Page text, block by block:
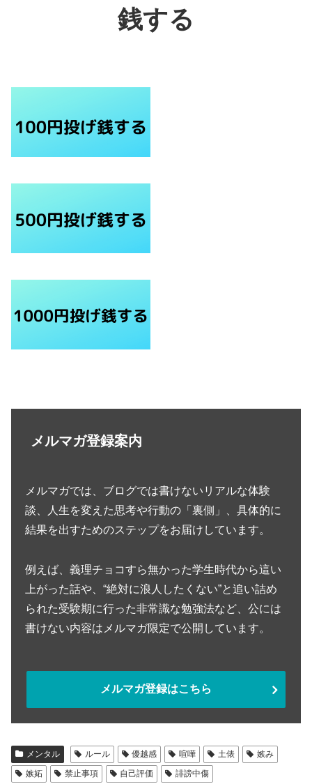
銭する
メルマガ登録案内
メルマガでは、ブログでは書けないリアルな体験
談、人生を変えた思考や行動の「裏側」、具体的に
結果を出すためのステップをお届けしています。
例えば、義理チョコすら無かった学生時代から這い
上がった話や、“絶対に浪人したくない”と追い詰め
られた受験期に行った非常識な勉強法など、公には
書けない内容はメルマガ限定で公開しています。
メルマガ登録はこちら
メンタル ルール 優越感 喧嘩 土俵
嫉み
嫉妬
禁止事項 自己評価 誹謗中傷